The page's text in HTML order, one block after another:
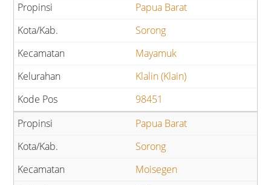
Papua Barat
Sorong
Mayamuk
Klalin (Klain)
98451
Papua Barat
Sorong
Moisegen